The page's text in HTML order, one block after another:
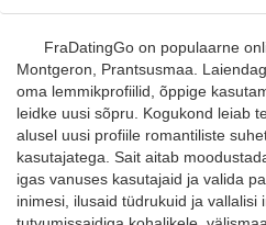
FraDatingGo on populaarne
Montgeron, Prantsusmaa.
oma lemmikprofiilid, õppige
leidke uusi sõpru. Kogukond leiab
alusel uusi profiile romantiliste
kasutajatega. Sait aitab
igas vanuses kasutajaid ja valida
inimesi, ilusaid tüdrukuid ja